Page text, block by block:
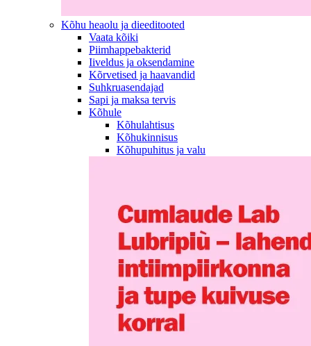
Kõhu heaolu ja dieeditooted
Vaata kõiki
Piimhappebakterid
Iiveldus ja oksendamine
Kõrvetised ja haavandid
Suhkruasendajad
Sapi ja maksa tervis
Kõhule
Kõhulahtisus
Kõhukinnisus
Kõhupuhitus ja valu